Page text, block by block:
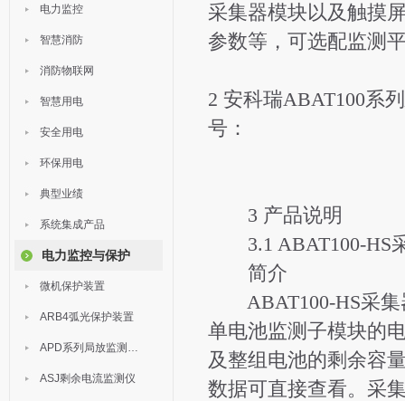
电力监控
智慧消防
消防物联网
智慧用电
安全用电
环保用电
典型业绩
系统集成产品
电力监控与保护
微机保护装置
ARB4弧光保护装置
APD系列局放监测装置
ASJ剩余电流监测仪
采集器模块以及触摸
参数等，可选配监测
2 安科瑞ABAT100系列
号：
3 产品说明
3.1 ABAT100-HS
简介
ABAT100-HS采集
单电池监测子模块的
及整组电池的剩余容
数据可直接查看。采